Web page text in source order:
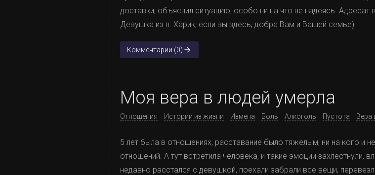
доставки, объяснил ситуацию, особо ни на что не надеясь.
Девушка из п. Харик, если вы здесь, добра Вам и Вашей семье)
Комментарии (0)
Моя вера в людей умерла
Отношения Истории из жизни Измена Боль Алкоголь Пустота Вера
5 лет была в отношениях, расставание было тяжелым, ни на кого и
отношений. А тут встретила человека, и такие эмоции
недавно расстался с девушкой, поехали забрали все вещи,